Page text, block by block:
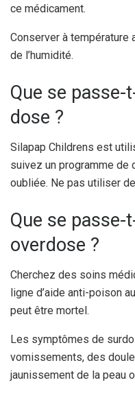
ce médicament.
Conserver à température
de l’humidité.
Que se passe-
dose ?
Silapap Childrens est
suivez un programme de
oubliée. Ne pas utiliser
Que se
overdose ?
Cherchez des soins
ligne d’aide anti-poison
peut être mortel.
Les symptômes de
vomissements, des
jaunissement de la peau